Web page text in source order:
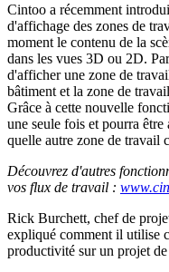
Cintoo a récemment
d'affichage des zones de
moment le contenu de la
dans les vues 3D ou 2D.
d'afficher une zone de
bâtiment et la zone de
Grâce à cette nouvelle
une seule fois et pourra
quelle autre zone de travail
Découvrez d'autres
vos flux de travail :
Rick Burchett, chef de
expliqué comment il utilise
productivité sur un projet